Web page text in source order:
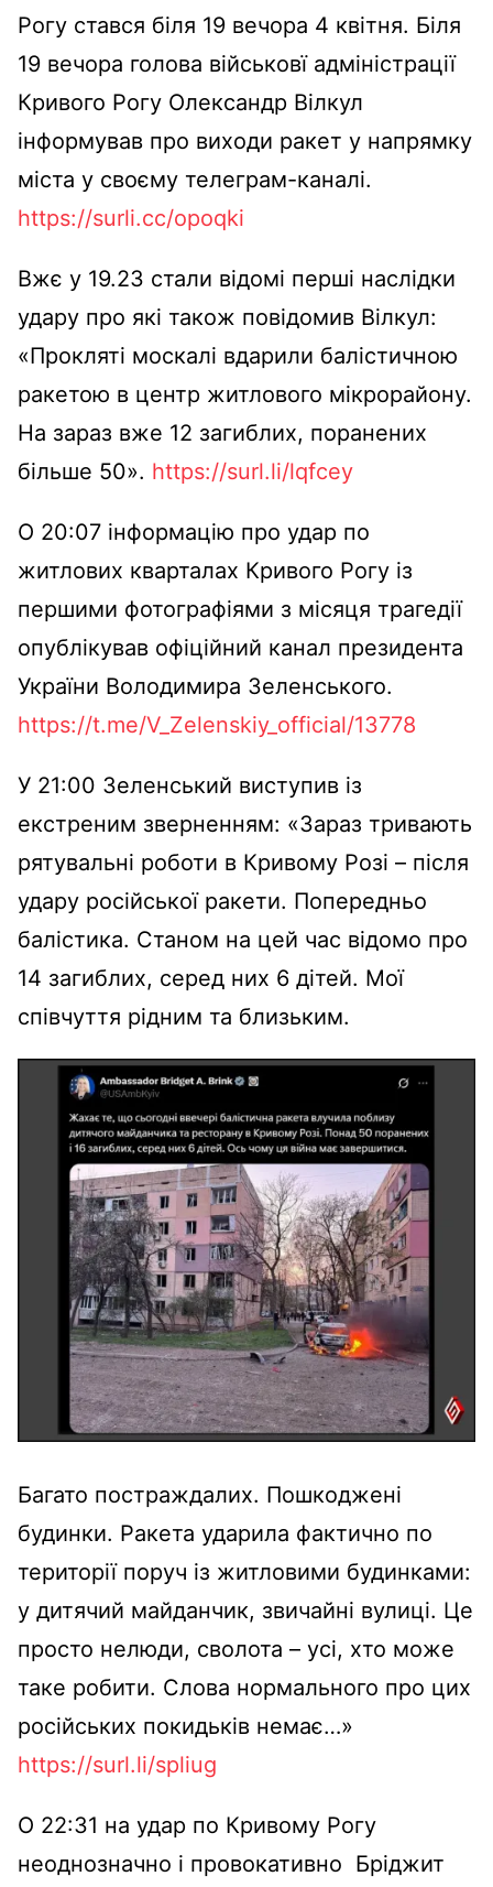
Рогу стався біля 19 вечора 4 квітня. Біля
19 вечора голова військовї адміністрації
Кривого Рогу Олександр Вілкул
інформував про виходи ракет у напрямку
міста у своєму телеграм-каналі.
https://surli.cc/opoqki
Вжє у 19.23 стали відомі перші наслідки
удару про які також повідомив Вілкул:
«Прокляті москалі вдарили балістичною
ракетою в центр житлового мікрорайону.
На зараз вже 12 загиблих, поранених
більше 50». https://surl.li/lqfcey
О 20:07 інформацію про удар по
житлових кварталах Кривого Рогу із
першими фотографіями з місяця трагедії
опублікував офіційний канал президента
України Володимира Зеленського.
https://t.me/V_Zelenskiy_official/13778
У 21:00 Зеленський виступив із
екстреним зверненням: «Зараз тривають
рятувальні роботи в Кривому Розі – після
удару російської ракети. Попередньо
балістика. Станом на цей час відомо про
14 загиблих, серед них 6 дітей. Мої
співчуття рідним та близьким.
Багато постраждалих. Пошкоджені
будинки. Ракета ударила фактично по
території поруч із житловими будинками:
у дитячий майданчик, звичайні вулиці. Це
просто нелюди, сволота – усі, хто може
таке робити. Слова нормального про цих
російських покидьків немає…»
https://surl.li/spliug
О 22:31 на удар по Кривому Рогу
неоднозначно і провокативно Бріджит